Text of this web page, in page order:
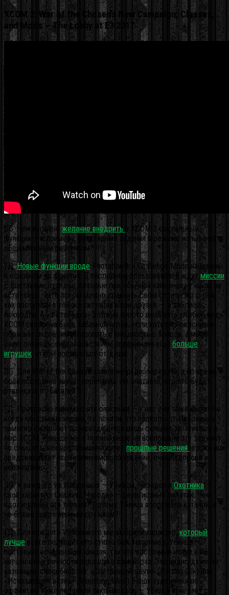
XCOM 2: War of the Chosen’s New Campaign, Classes,
and Mods — The Lobby at E3 2017
SG: Чем вызваножелание внедрить в XCOM 2 социальные
функции — к примеру, регулярные задания в режиме испытаний с
общемировым рейтингом?
ГД:Новые функции вродеPhotobooth и Challenge Mode нацелены
в основном на фанатов. В последнем пользователей ждут миссии
с составами отрядов, которые при обычной кампании ну никак не
встретишь. Зато потом можно сравнить свою стратегию с тем,
как поступили в той же ситуации ваши друзья, — в таблице
рекордов. А «Фотобудка» должна просто вызывать улыбку, ведь
XCOM способна быть забавной игрой, если хотите. Поклонники
обожают экспериментировать с внешностью бойцов, а мы, в
свою очередь, с удовольствием подарим им ещёбольше
игрушек , чтобы посмеяться от души.
SG: Для War of the Chosen заявлены радиопередачи, а во время
боёв постоянно звучат перепалки. Не считаете, что это будет
отвлекать от баталий?
ГД: Прекрасно понимаю эти опасения — у нас они тоже были! Но
когда мы сами поиграли, то поняли, что подколы от Избранных
заметно оживляют происходящее и лишь сильнее затягивают в
мир XCOM. Раньше мы в полной мере не воплощали эту задумку,
но слышать, как враг комментирует прошлые решения игрока или
предсказывает его неминуемое поражение, очень здорово и
неожиданно.
SG: У каждого из Избранных — Убийцы, Чародея иОхотника—
свой характер. Скажем, Чародей — религиозный фанатик. Чем
вдохновлены эти типажи? Почему Убийца вооружена катаной, а
не более современным оружием?
ГД: Для каждого Избранного мы выбрали характер,который
лучшевсего подходит его стилю боя. Например, Убийца —
постоянно исчезающий ниндзя, так что восточные нотки в её
внешности и личности подошли в самый раз. Это видно даже по
названиям способностей: «Слетающий шёлк» (Parting Silk) или
«Исчезающий ветер» (Vanishing Wind). Наши художники по
эффектам тоже переняли такой подход — Убийца исчезает с